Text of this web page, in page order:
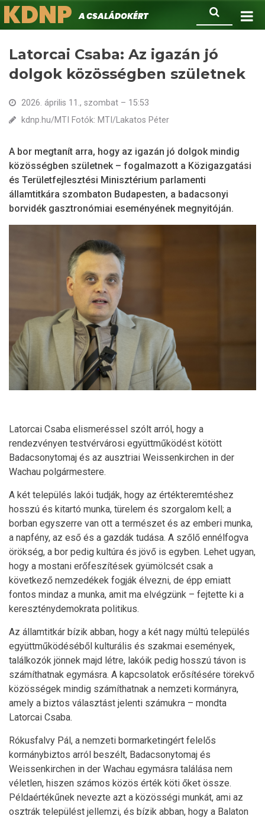
Ugrás
a
Keresés
KDNPA családokért.
Latorcai Csaba: Az igazán jó
dolgok közösségben születnek
2026. április 11., szombat – 15:53
kdnp.hu/MTI Fotók: MTI/Lakatos Péter
A bor megtanít arra, hogy az igazán jó dolgok mindig
közösségben születnek – fogalmazott a Közigazgatási
és Területfejlesztési Minisztérium parlamenti
államtitkára szombaton Budapesten, a badacsonyi
borvidék gasztronómiai eseményének megnyitóján.
Latorcai Csaba elismeréssel szólt arról, hogy a
rendezvényen testvérvárosi együttműködést kötött
Badacsonytomaj és az ausztriai Weissenkirchen in der
Wachau polgármestere.
A két település lakói tudják, hogy az értékteremtéshez
hosszú és kitartó munka, türelem és szorgalom kell; a
borban egyszerre van ott a természet és az emberi munka,
a napfény, az eső és a gazdák tudása. A szőlő ennélfogva
örökség, a bor pedig kultúra és jövő is egyben. Lehet ugyan,
hogy a mostani erőfeszítések gyümölcsét csak a
következő nemzedékek fogják élvezni, de épp emiatt
fontos mindaz a munka, amit ma elvégzünk – fejtette ki a
kereszténydemokrata politikus.
Az államtitkár bízik abban, hogy a két nagy múltú település
együttműködéséből kulturális és szakmai események,
találkozók jönnek majd létre, lakóik pedig hosszú távon is
számíthatnak egymásra. A kapcsolatok erősítésére törekvő
közösségek mindig számíthatnak a nemzeti kormányra,
amely a biztos választást jelenti számukra – mondta
Latorcai Csaba.
Rókusfalvy Pál, a nemzeti bormarketingért felelős
kormánybiztos arról beszélt, Badacsonytomaj és
Weissenkirchen in der Wachau egymásra találása nem
véletlen, hiszen számos közös érték köti őket össze.
Példaértékűnek nevezte azt a közösségi munkát, ami az
osztrák települést jellemzi, és bízik abban, hogy a Balaton